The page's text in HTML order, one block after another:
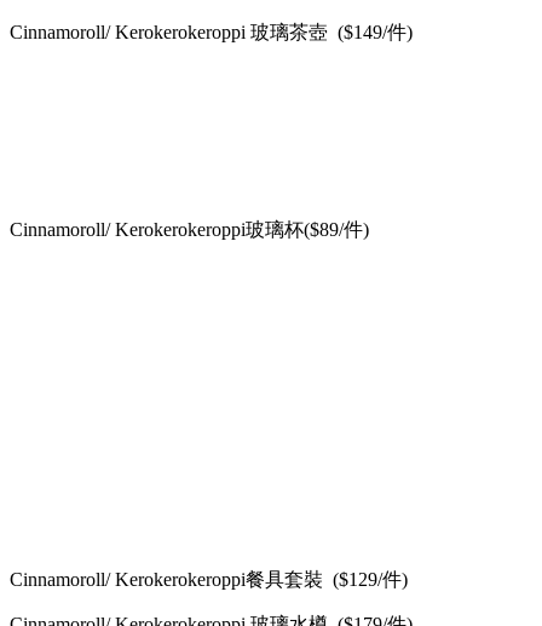
Cinnamoroll/ Kerokerokeroppi 玻璃茶壺 ($149/件)
Cinnamoroll/ Kerokerokeroppi玻璃杯($89/件)
Cinnamoroll/ Kerokerokeroppi餐具套裝 ($129/件)